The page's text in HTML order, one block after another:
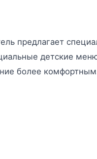
предлагает
детские
более